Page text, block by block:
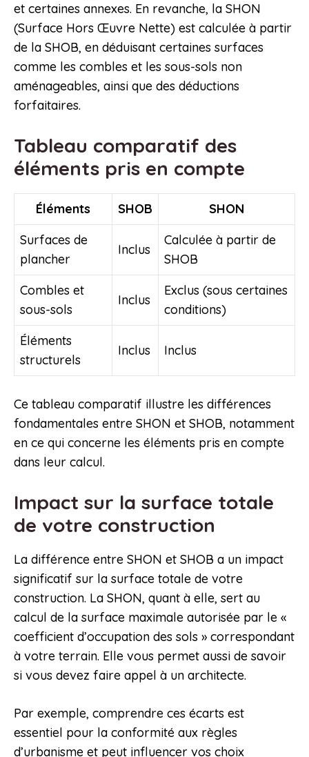
et certaines annexes. En revanche, la SHON
(Surface Hors Œuvre Nette) est calculée à partir
de la SHOB, en déduisant certaines surfaces
comme les combles et les sous-sols non
aménageables, ainsi que des déductions
forfaitaires.
Tableau comparatif des
éléments pris en compte
Éléments SHOB
SHON
Surfaces de
plancher
Inclus
Calculée à partir de
SHOB
Combles et
sous-sols
Inclus
Exclus (sous certaines
conditions)
Éléments
structurels
Inclus Inclus
Ce tableau comparatif illustre les différences
fondamentales entre SHON et SHOB, notamment
en ce qui concerne les éléments pris en compte
dans leur calcul.
Impact sur la surface totale
de votre construction
La différence entre SHON et SHOB a un impact
significatif sur la surface totale de votre
construction. La SHON, quant à elle, sert au
calcul de la surface maximale autorisée par le «
coefficient d’occupation des sols » correspondant
à votre terrain. Elle vous permet aussi de savoir
si vous devez faire appel à un architecte.
Par exemple, comprendre ces écarts est
essentiel pour la conformité aux règles
d’urbanisme et peut influencer vos choix